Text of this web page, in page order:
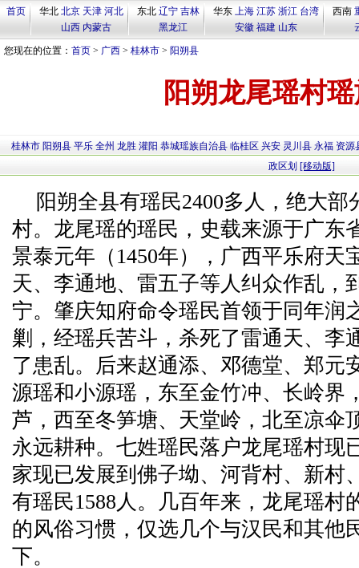
首页 华北 北京 天津 河北
山西 内蒙古
东北 辽宁 吉林
黑龙江
华东 上海 江苏 浙江 台湾
安徽 福建 山东
西南
您现在的位置： 首页 > 广西 > 桂林市 > 阳朔县
阳朔龙尾瑶村
桂林市 阳朔县 平乐 全州 龙胜 灌阳 恭城瑶族自治县 临桂区 兴安 灵川县 永福 资源
政区划 [移动版]
阳朔全县有瑶民2400多人，绝大
村。龙尾瑶的瑶民，史载来源于广东
景泰元年（1450年），广西平乐府天
天、李通地、雷五子等人纠众作乱，
宁。肇庆知府命令瑶民首领于同年润
剿，经瑶兵苦斗，杀死了雷通天、李
了患乱。后来赵通添、邓德堂、郑元
源瑶和小源瑶，东至金竹冲、长岭界
芦，西至冬笋塘、天堂岭，北至凉伞
永远耕种。七姓瑶民落户龙尾瑶村现
家现已发展到佛子坳、河背村、新村
有瑶民1588人。几百年来，龙尾瑶村
的风俗习惯，仅选几个与汉民和其他
下。